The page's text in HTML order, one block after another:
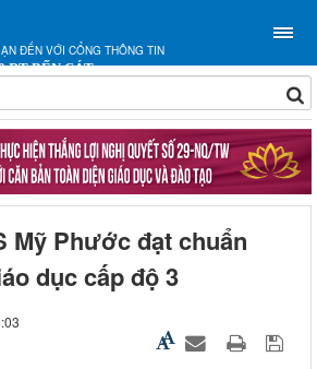
ĐẾN VỚI CỔNG THÔNG TIN
BẾN CÁT
Mỹ Phước đạt chuẩn
dục cấp độ 3